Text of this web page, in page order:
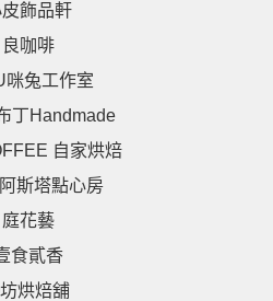
飾品軒
良咖啡
咪兔工作室
丁Handmade
自家烘焙
斯塔點心房
庭花藝
食貳香
烘焙舖